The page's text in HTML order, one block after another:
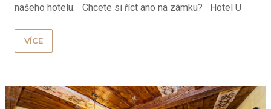
našeho hotelu. Chcete si říct ano na zámku? Hotel U
VÍCE